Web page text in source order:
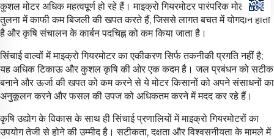
कुशल मोटर अधिक महत्वपूर्ण हो रहे हैं। माइक्रो गियरमोटर पारंपरिक मोटर्स की
तुलना में काफी कम बिजली की खपत करते हैं, जिससे लागत बचत में योगदान होता
है और कृषि संचालन के कार्बन पदचिह्न को कम किया जाता है।
सिंचाई वाल्वों में माइक्रो गियरमोटर का एकीकरण सिर्फ तकनीकी प्रगति नहीं है;
यह अधिक टिकाऊ और कुशल कृषि की ओर एक कदम है। जल प्रबंधन को सटीक
बनाने और ऊर्जा की खपत को कम करने से ये मोटर किसानों को अपने संसाधनों का
अनुकूलन करने और फसल की उपज को अधिकतम करने में मदद कर रहे हैं।
कृषि उद्योग के विकास के साथ ही सिंचाई प्रणालियों में माइक्रो गियरमोटरों का
उपयोग तेजी से होने की उम्मीद है। सटीकता, दक्षता और विश्वसनीयता के मामले में